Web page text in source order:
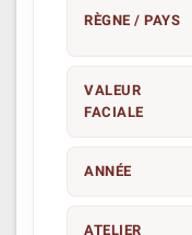
RÈGNE / PAYS
VALEUR
FACIALE
ANNÉE
ATELIER